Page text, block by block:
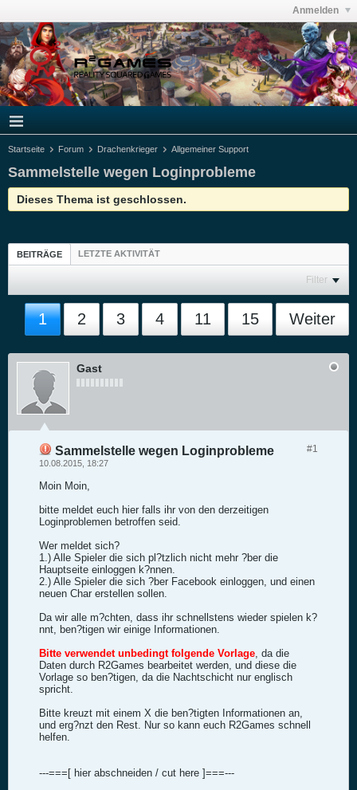
Anmelden
Startseite Forum Drachenkrieger Allgemeiner Support
Sammelstelle wegen Loginprobleme
Dieses Thema ist geschlossen.
BEITRÄGE LETZTE AKTIVITÄT
Filter
1 2 3 4 11 15 Weiter
Gast
#1
Sammelstelle wegen Loginprobleme
10.08.2015, 18:27
Moin Moin,
bitte meldet euch hier falls ihr von den derzeitigen
Loginproblemen betroffen seid.
Wer meldet sich?
1.) Alle Spieler die sich pl?tzlich nicht mehr ?ber die
Hauptseite einloggen k?nnen.
2.) Alle Spieler die sich ?ber Facebook einloggen, und einen
neuen Char erstellen sollen.
Da wir alle m?chten, dass ihr schnellstens wieder spielen k?
nnt, ben?tigen wir einige Informationen.
Bitte verwendet unbedingt folgende Vorlage, da die
Daten durch R2Games bearbeitet werden, und diese die
Vorlage so ben?tigen, da die Nachtschicht nur englisch
spricht.
Bitte kreuzt mit einem X die ben?tigten Informationen an,
und erg?nzt den Rest. Nur so kann euch R2Games schnell
helfen.
---===[ hier abschneiden / cut here ]===---